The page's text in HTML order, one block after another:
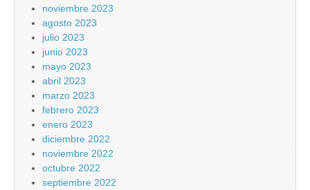
noviembre 2023
agosto 2023
julio 2023
junio 2023
mayo 2023
abril 2023
marzo 2023
febrero 2023
enero 2023
diciembre 2022
noviembre 2022
octubre 2022
septiembre 2022